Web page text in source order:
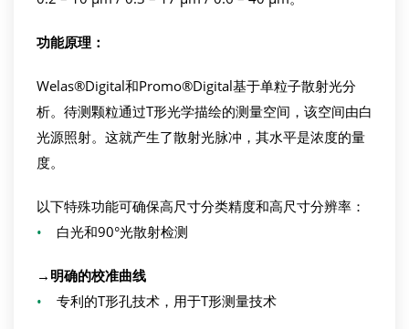
功能原理：
Welas®Digital和Promo®Digital基于单粒子散射光分
析。待测颗粒通过T形光学描绘的测量空间，该空间由白
光源照射。这就产生了散射光脉冲，其水平是浓度的量
度。
以下特殊功能可确保高尺寸分类精度和高尺寸分辨率：
• 白光和90°光散射检测
→明确的校准曲线
• 专利的T形孔技术，用于T形测量技术